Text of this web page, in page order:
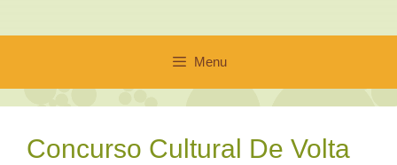
Menu
Concurso Cultural De Volta